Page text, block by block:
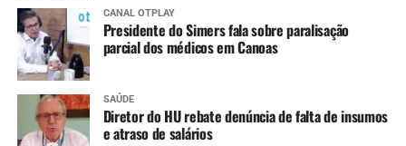
CANAL OTPLAY
Presidente do Simers fala sobre paralisação
parcial dos médicos em Canoas
SAÚDE
Diretor do HU rebate denúncia de falta de insumos
e atraso de salários